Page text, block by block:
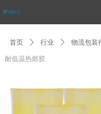
首页 ꄲ 行业 ꄲ 物流包装
耐低温热熔胶